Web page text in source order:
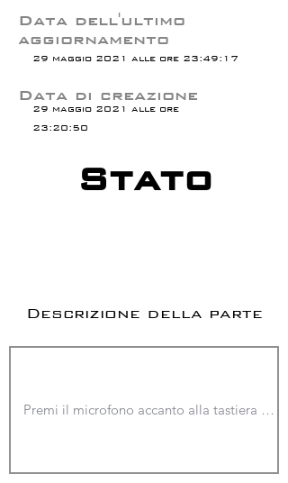
Data dell'ultimo
aggiornamento
29 maggio 2021 alle ore 23:49:17
29 maggio 2021 alle ore
23:20:50
Data di creazione
Stato
Descrizione della parte